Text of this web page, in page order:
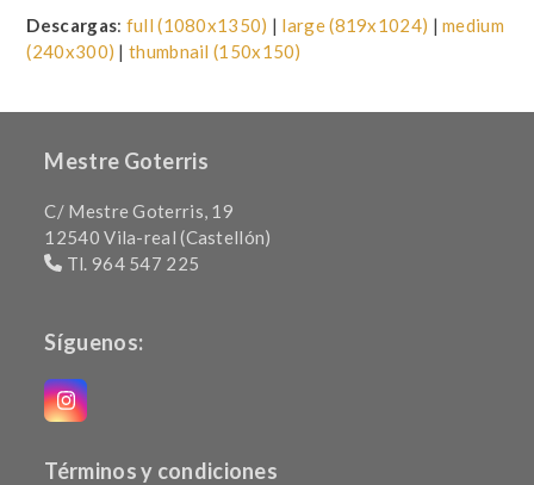
Descargas: full (1080x1350) | large (819x1024) |medium
(240x300) |thumbnail (150x150)
Mestre Goterris
C/ Mestre Goterris, 19
12540 Vila-real (Castellón)
Tl. 964 547 225
Síguenos:
Instagram
Términos y condiciones